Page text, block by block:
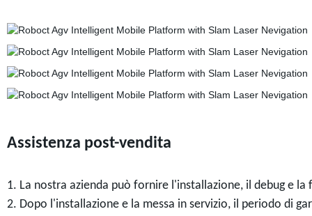
Assistenza post-vendita
1. La nostra azienda può fornire l'installazione, il debug e
2. Dopo l'installazione e la messa in servizio, il periodo di